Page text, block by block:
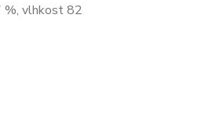
%, vlhkost 82